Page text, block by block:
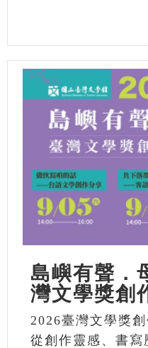
島嶼有聲．
灣文學獎創
2026臺灣文學獎
從創作靈感、書寫